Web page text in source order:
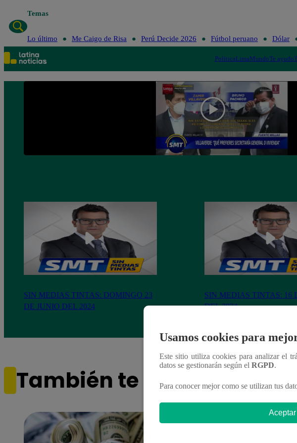
Temas
Lo último Me Caigo de Risa Perú Decide 2026 Fútbol peruano Dólar
PolíticaLimaMundoTe ayudo
SIN MEDIAS TINTAS: DOMINGO 23
DE JUNIO DEL 2024
SIN MEDIAS TINTAS: 16
DEL 2024
También te puede
Usamos cookies para
Este sitio utiliza cookies para analizar el
datos se gestionarán según el RGPD.
Para conocer mejor como se utilizan tus